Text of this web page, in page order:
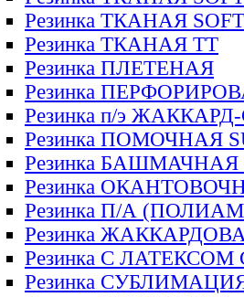
Резинка ТКАНАЯ
Резинка ТКАНАЯ ТТ
Резинка ПЛЕТЕНАЯ
Резинка
Резинка п/э
Резинка ПОМОЧНАЯ
Резинка БАШМАЧНАЯ
Резинка
Резинка П/А
Резинка
Резинка С ЛАТЕКСОМ
Резинка